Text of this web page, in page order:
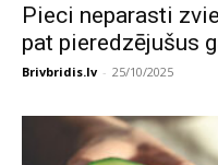
Pieci neparasti
pat pieredzējušus
Brivbridis.lv - 25/10/2025